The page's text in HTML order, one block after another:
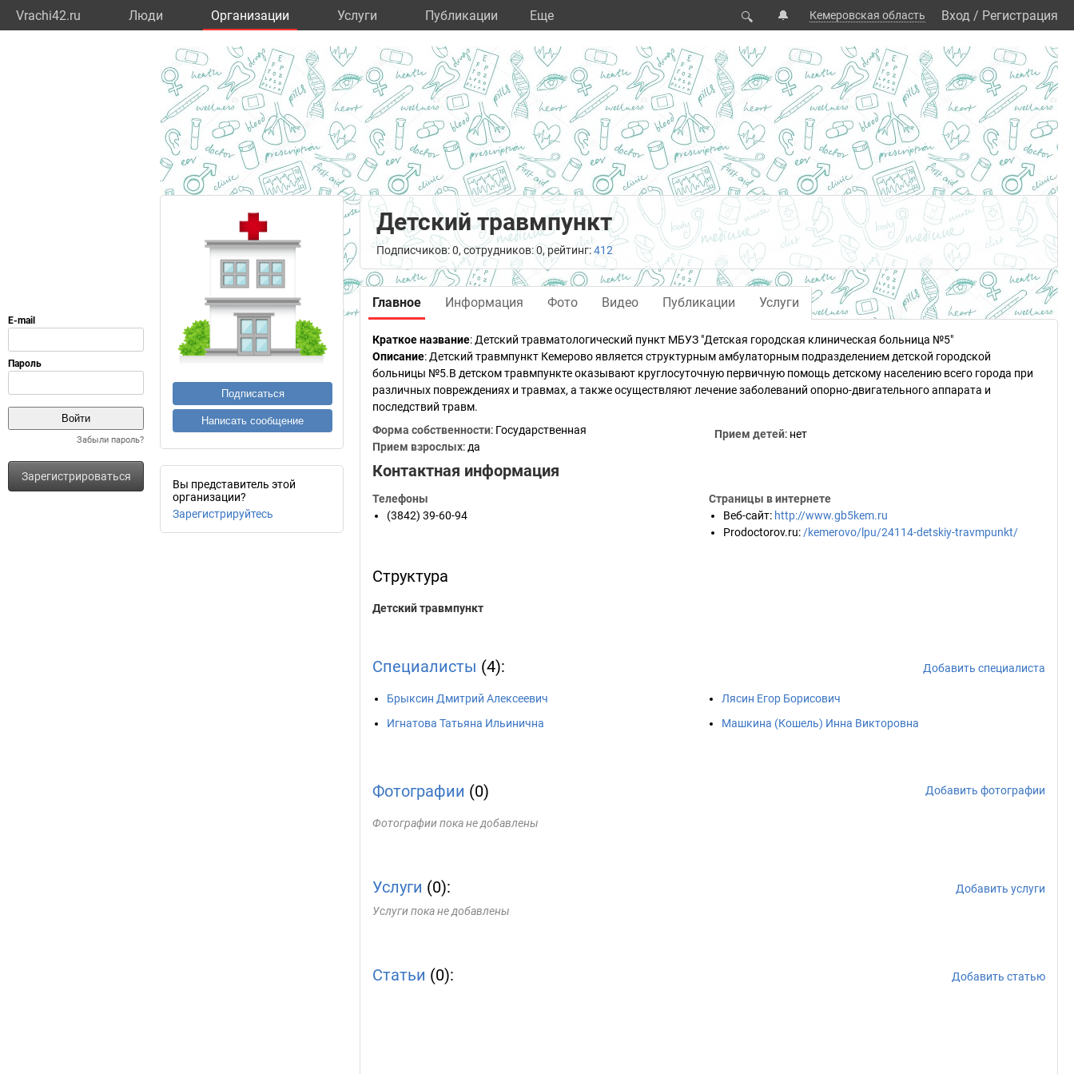
Vrachi42.ru Люди Организации Услуги Публикации Eще 🔍 🔔 Кемеровская область Вход / Регистрация
Забыли пароль?
Зарегистрироваться
Подписаться
Написать сообщение
Вы представитель этой
организации?
Зарегистрируйтесь
Детский травмпункт
Подписчиков: 0, сотрудников: 0, рейтинг:412
Главное Информация Фото Видео Публикации Услуги
Краткое название: Детский травматологический пункт МБУЗ "Детская городская клиническая больница №5"
Описание: Детский травмпункт Кемерово является структурным амбулаторным подразделением детской городской
больницы №5.В детском травмпункте оказывают круглосуточную первичную помощь детскому населению всего города при
различных повреждениях и травмах, а также осуществляют лечение заболеваний опорно-двигательного аппарата и
последствий травм.
Форма собственности: Государственная
Прием взрослых: да
Прием детей: нет
Контактная информация
Телефоны
(3842) 39-60-94
Страницы в интернете
Веб-сайт: http://www.gb5kem.ru
Prodoctorov.ru: /kemerovo/lpu/24114-detskiy-travmpunkt/
Структура
Детский травмпункт
Специалисты (4): Добавить специалиста
Брыксин Дмитрий Алексеевич
Игнатова Татьяна Ильинична
Лясин Егор Борисович
Машкина (Кошель) Инна Викторовна
Фотографии (0) Добавить фотографии
Фотографии пока не добавлены
Услуги (0):
Добавить услуги
Услуги пока не добавлены
Статьи (0): Добавить статью